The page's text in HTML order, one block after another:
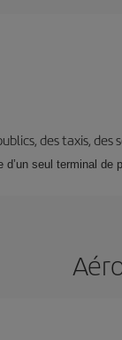
des taxis,
d’un seul terminal